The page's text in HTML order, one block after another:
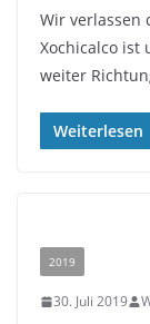
Wir verlassen
Xochicalco ist
weiter
Weiterlesen
2019
30. Juli 2019